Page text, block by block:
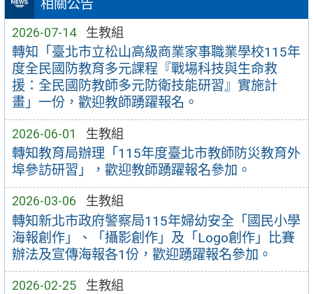
相關公告
2026-07-14 生教組
轉知「臺北市立松山高級商業家事職業學校115年
度全民國防教育多元課程『戰場科技與生命救
援：全民國防教師多元防衛技能研習』實施計
畫」一份，歡迎教師踴躍報名。
2026-06-01 生教組
轉知教育局辦理「115年度臺北市教師防災教育外
埠參訪研習」，歡迎教師踴躍報名參加。
2026-03-06 生教組
轉知新北市政府警察局115年婦幼安全「國民小學
海報創作」、「攝影創作」及「Logo創作」比賽
辦法及宣傳海報各1份，歡迎踴躍報名參加。
2026-02-25 生教組